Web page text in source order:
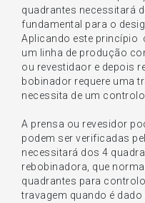
quadrantes necessitará
fundamental para o
Aplicando este princípio
um linha de produção
ou revestidaor e depois
bobinador requere uma
necessita de um
A prensa ou revesidor
podem ser verificadas
necessitará dos 4
rebobinadora, que
quadrantes para
travagem quando é